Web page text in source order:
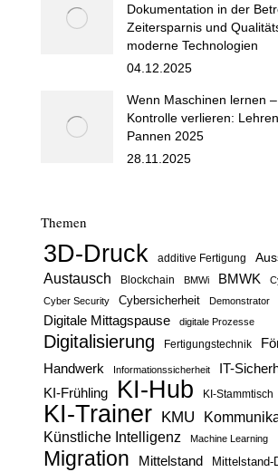
Dokumentation in der
Zeitersparnis und
moderne Technologien
04.12.2025
Wenn Maschinen lernen
Kontrolle verlieren:
Pannen 2025
28.11.2025
Themen
3D-Druck additive Fertigung
Austausch Blockchain BMWi BMWK
Cyber Security
Cybersicherheit Demonstrator
Digitale Mittagspause digitale Prozesse
Digitalisierung Fertigungstechnik
Handwerk Informationssicherheit IT-
KI-Frühling KI-Hub KI-Stammtisch
KI-Trainer KMU
Künstliche Intelligenz
Machine Learning
Migration Mittelstand Mittelstand-